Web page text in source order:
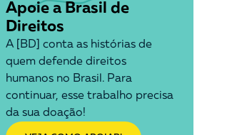
Apoie a Brasil de
Direitos
A [BD] conta as histórias de
quem defende direitos
humanos no Brasil. Para
continuar, esse trabalho precisa
da sua doação!